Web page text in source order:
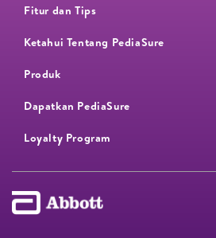
Fitur dan Tips
Ketahui Tentang PediaSure
Produk
Dapatkan PediaSure
Loyalty Program​